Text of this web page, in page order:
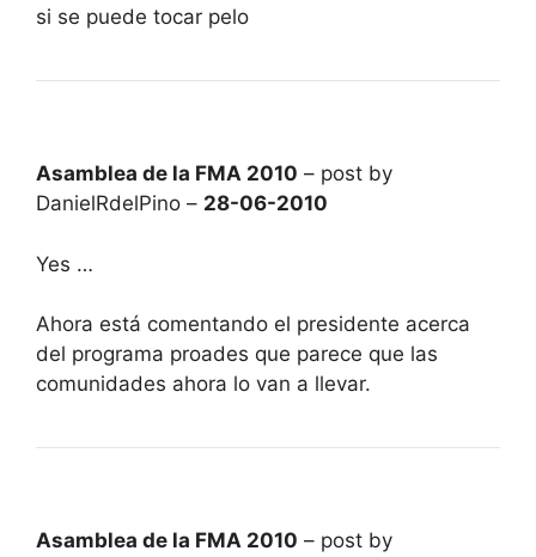
si se puede tocar pelo
Asamblea de la FMA 2010 – post by
DanielRdelPino – 28-06-2010
Yes …
Ahora está comentando el presidente acerca
del programa proades que parece que las
comunidades ahora lo van a llevar.
Asamblea de la FMA 2010 – post by